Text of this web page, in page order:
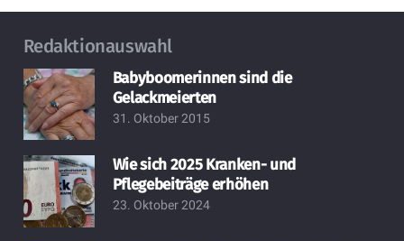
Redaktionauswahl
Babyboomerinnen sind die
Gelackmeierten
31. Oktober 2015
Wie sich 2025 Kranken- und
Pflegebeiträge erhöhen
23. Oktober 2024